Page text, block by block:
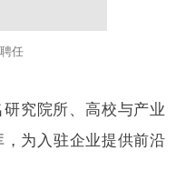
任
究院所、高校与产业
为入驻企业提供前沿